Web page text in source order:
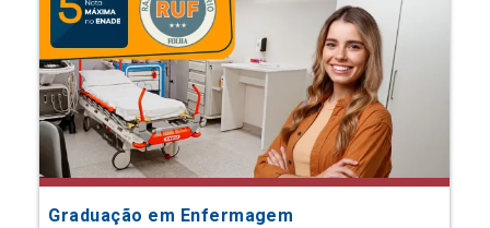
Graduação em Enfermagem